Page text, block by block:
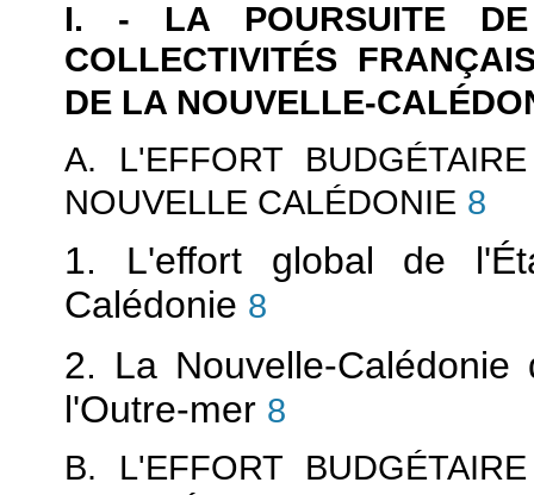
I. - LA POURSUITE
COLLECTIVITÉS
DE LA NOUVELLE-
A. L'EFFORT
NOUVELLE CALÉDONIE 8
1. L'effort global de
Calédonie 8
2. La Nouvelle-
l'Outre-mer 8
B. L'EFFORT